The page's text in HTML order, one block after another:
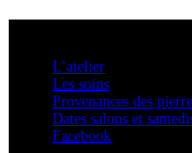
L’atelier
Les soins
Provenances des
Dates salons et
Facebook